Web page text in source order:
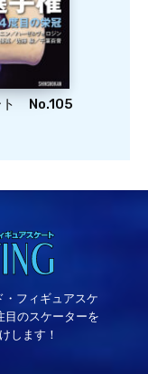
ト No.105
フィギュアスケ
目のスケーターを
します！